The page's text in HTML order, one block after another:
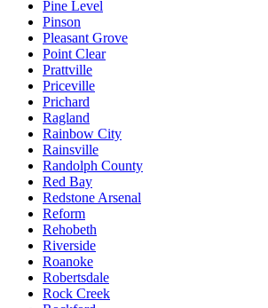
Pine Level
Pinson
Pleasant Grove
Point Clear
Prattville
Priceville
Prichard
Ragland
Rainbow City
Rainsville
Randolph County
Red Bay
Redstone Arsenal
Reform
Rehobeth
Riverside
Roanoke
Robertsdale
Rock Creek